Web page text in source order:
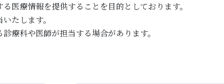
医療情報を提供することを目的としております。
たします。
療科や医師が担当する場合があります。